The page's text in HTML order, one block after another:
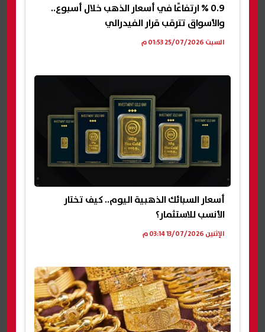
0.9 % ارتفاعًا في أسعار الذهب خلال أسبوع..
والأسواق تترقب قرار الفيدرالي
السبت 25/07/2026 01:53 م
أسعار السبائك الذهبية اليوم.. كيف تختار
الأنسب للاستثمار؟
الإثنين 13/07/2026 03:14 م